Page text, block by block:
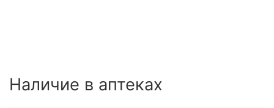
Наличие в аптеках